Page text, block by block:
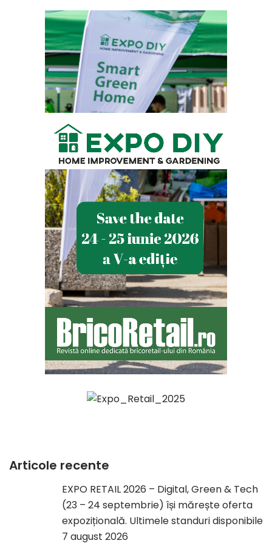
Articole recente
EXPO RETAIL 2026 – Digital, Green & Tech
(23 – 24 septembrie) își mărește oferta
expozițională. Ultimele standuri disponibile
7 august 2026